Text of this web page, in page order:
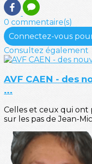
0 commentaire(s)
Connectez-vous
Consultez également
AVF CAEN - des
...
Celles et ceux qui ont
sur les pas de Jean-